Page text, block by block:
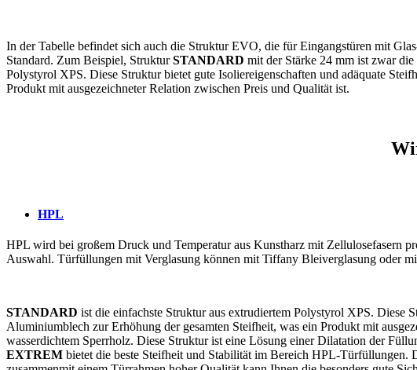
In der Tabelle befindet sich auch die Struktur EVO, die für Eingangstüren mit
Standard. Zum Beispiel, StrukturSTANDARD mit der Stärke 24 mm ist zwar
Polystyrol XPS. Diese Struktur bietet gute Isoliereigenschaften und adäquate
Produkt mit ausgezeichneter Relation zwischen Preis und Qualität ist.
HPL
HPL wird bei großem Druck und Temperatur aus Kunstharz mit Zellulosefasern
Auswahl. Türfüllungen mit Verglasung können mit Tiffany Bleiverglasung oder
STANDARD ist die einfachste Struktur aus extrudiertem Polystyrol XPS. Diese
Aluminiumblech zur Erhöhung der gesamten Steifheit, was ein Produkt mit
wasserdichtem Sperrholz. Diese Struktur ist eine Lösung einer Dilatation der
EXTREM bietet die beste Steifheit und Stabilität im Bereich HPL-Türfüllungen.